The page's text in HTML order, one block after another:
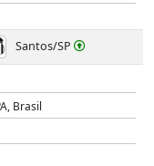
Santos/SP
Brasil